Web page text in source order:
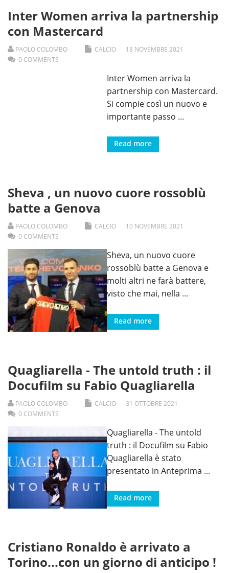
Inter Women arriva la partnership
con Mastercard
PAOLO COLOMBO CALCIO 18 NOVEMBRE 2021
0 COMMENTS
Inter Women arriva la
partnership con Mastercard.
Si compie così un nuovo e
importante passo ...
Read more
Sheva , un nuovo cuore rossoblù
batte a Genova
PAOLO COLOMBO CALCIO 10 NOVEMBRE 2021
0 COMMENTS
Sheva, un nuovo cuore
rossoblù batte a Genova e
molti altri ne farà battere,
visto che mai, nella ...
Read more
Quagliarella - The untold truth : il
Docufilm su Fabio Quagliarella
PAOLO COLOMBO CALCIO 31 OTTOBRE 2021
0 COMMENTS
Quagliarella - The untold
truth : il Docufilm su Fabio
Quagliarella è stato
presentato in Anteprima ...
Read more
Cristiano Ronaldo è arrivato a
Torino...con un giorno di anticipo !